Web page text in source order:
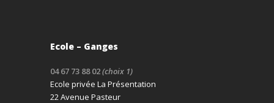
Ecole – Ganges
04 67 73 88 02(choix 1)
Ecole privée La Présentation
22 Avenue Pasteur